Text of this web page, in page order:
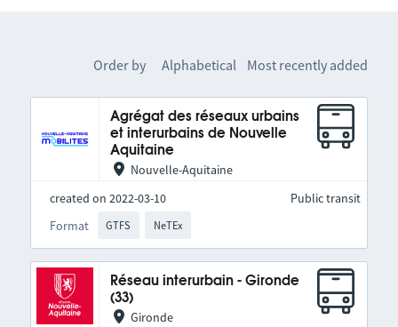
Order by Alphabetical Most recently added
Agrégat des réseaux urbains
et interurbains de Nouvelle
Aquitaine
Nouvelle-Aquitaine
created on 2022-03-10
Format
GTFS NeTEx
Public transit
Réseau interurbain - Gironde
(33)
Gironde